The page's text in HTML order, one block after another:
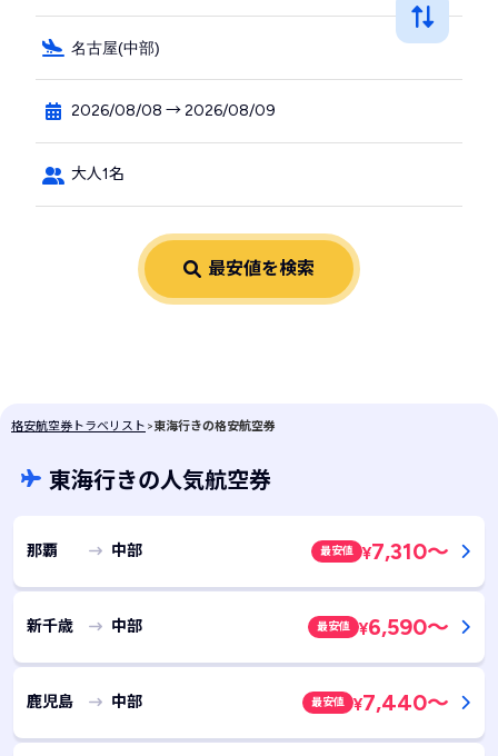
名古屋(中部)
2026/08/08 → 2026/08/09
大人1名
最安値を検索
格安航空券トラベリスト >東海行きの格安航空券
東海行きの人気航空券
那覇 中部 最安値 ¥7,310～
新千歳 中部 最安値 ¥6,590～
鹿児島 中部 最安値 ¥7,440～